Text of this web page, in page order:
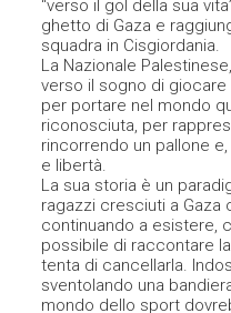
“verso il gol della sua
ghetto di Gaza e
squadra in Cisgiordania.
La Nazionale
verso il sogno di giocare
per portare nel mondo
riconosciuta, per
rincorrendo un pallone
e libertà.
La sua storia è un
ragazzi cresciuti a
continuando a esistere,
possibile di raccontare
tenta di cancellarla.
sventolando una
mondo dello sport